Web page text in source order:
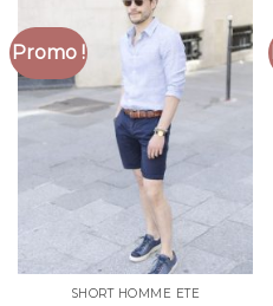
Promo !
SHORT HOMME ETE